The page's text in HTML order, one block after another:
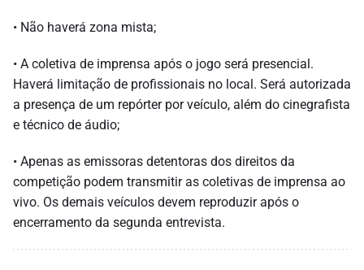
• Não haverá zona mista;
• A coletiva de imprensa após o jogo será presencial.
Haverá limitação de profissionais no local. Será autorizada
a presença de um repórter por veículo, além do cinegrafista
e técnico de áudio;
• Apenas as emissoras detentoras dos direitos da
competição podem transmitir as coletivas de imprensa ao
vivo. Os demais veículos devem reproduzir após o
encerramento da segunda entrevista.